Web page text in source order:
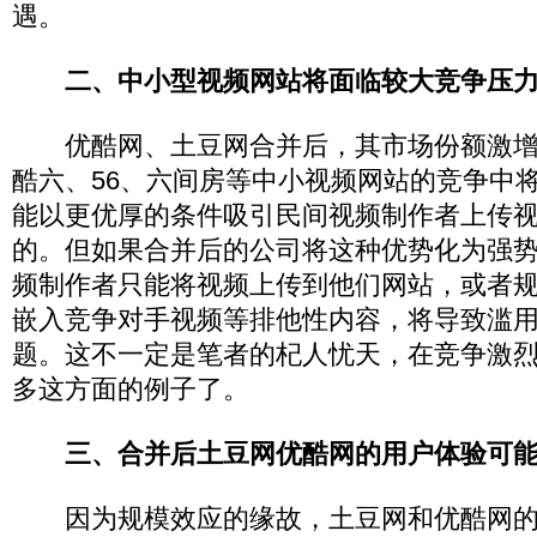
遇。
二、中小型视频网站将面临较大竞争压
优酷网、土豆网合并后，其市场份额激
酷六、56、六间房等中小视频网站的竞争中
能以更优厚的条件吸引民间视频制作者上传
的。但如果合并后的公司将这种优势化为强
频制作者只能将视频上传到他们网站，或者
嵌入竞争对手视频等排他性内容，将导致滥
题。这不一定是笔者的杞人忧天，在竞争激
多这方面的例子了。
三、合并后土豆网优酷网的用户体验可
因为规模效应的缘故，土豆网和优酷网